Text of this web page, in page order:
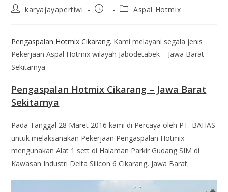
karyajayapertiwi Aspal Hotmix
Pengaspalan Hotmix Cikarang. Kami melayani segala jenis
Pekerjaan Aspal Hotmix wilayah Jabodetabek – Jawa Barat
Sekitarnya
Pengaspalan Hotmix Cikarang – Jawa Barat
Sekitarnya
Pada Tanggal 28 Maret 2016 kami di Percaya oleh PT. BAHAS
untuk melaksanakan Pekerjaan Pengaspalan Hotmix
mengunakan Alat 1 sett di Halaman Parkir Gudang SIM di
Kawasan Industri Delta Silicon 6 Cikarang, Jawa Barat.